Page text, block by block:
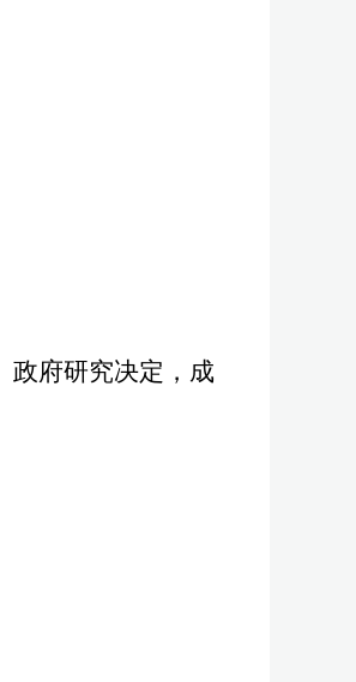
政府研究决定，成